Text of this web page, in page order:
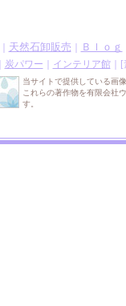
天然石卸販売 Ｂｌｏｇ
炭パワー インテリア館｜[
当サイトで提供している画
これらの著作物を有限会社
す。